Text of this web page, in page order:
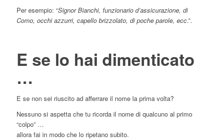
Per esempio: “Signor Bianchi, funzionario d’assicurazione, di
Como, occhi azzurri, capello brizzolato, di poche parole, ecc.”.
E se lo hai dimenticato
…
E se non sei riuscito ad afferrare il nome la prima volta?
Nessuno si aspetta che tu ricorda il nome di qualcuno al primo
“colpo” …
allora fai in modo che lo ripetano subito.